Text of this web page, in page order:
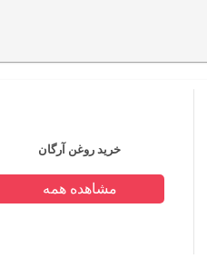
خرید روغن آرگان
مشاهده همه